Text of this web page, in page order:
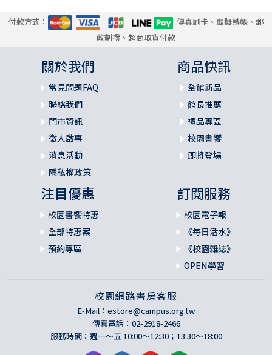
付款方式：
傳真刷卡、虛擬轉帳、郵
政劃撥、超商取貨付款
關於我們
常見問題FAQ
聯絡我們
門市資訊
徵人啟事
消息活動
隱私權政策
商品快訊
全館新品
館長推薦
禮品專區
校園書饗
即將登場
注目優惠
校園書饗特惠
全部特惠案
預約專區
訂閱服務
校園電子報
《每日活水》
《校園雜誌》
OPEN學習
校園網路書房客服
E-Mail： estore@campus.org.tw
傳真電話：02-2918-2466
服務時間：週一～五 10:00～12:30；13:30～18:00